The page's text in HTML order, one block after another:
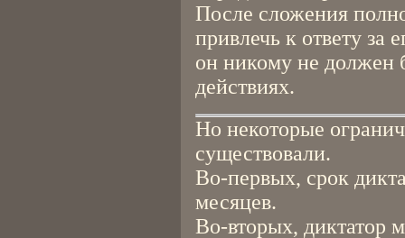
После сложения
привлечь к ответу за
он никому не должен
действиях.
Но некоторые
существовали.
Во-первых, срок
месяцев.
Во-вторых, диктатор